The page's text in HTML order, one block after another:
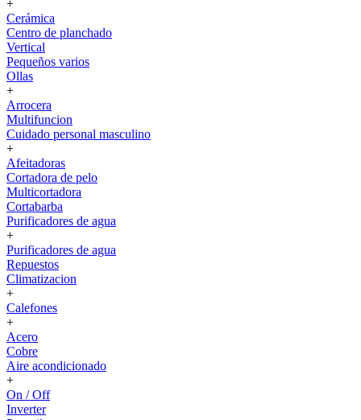
+
Cerámica
Centro de planchado
Vertical
Pequeños varios
Ollas
+
Arrocera
Multifuncion
Cuidado personal masculino
+
Afeitadoras
Cortadora de pelo
Multicortadora
Cortabarba
Purificadores de agua
+
Purificadores de agua
Repuestos
Climatizacion
+
Calefones
+
Acero
Cobre
Aire acondicionado
+
On / Off
Inverter